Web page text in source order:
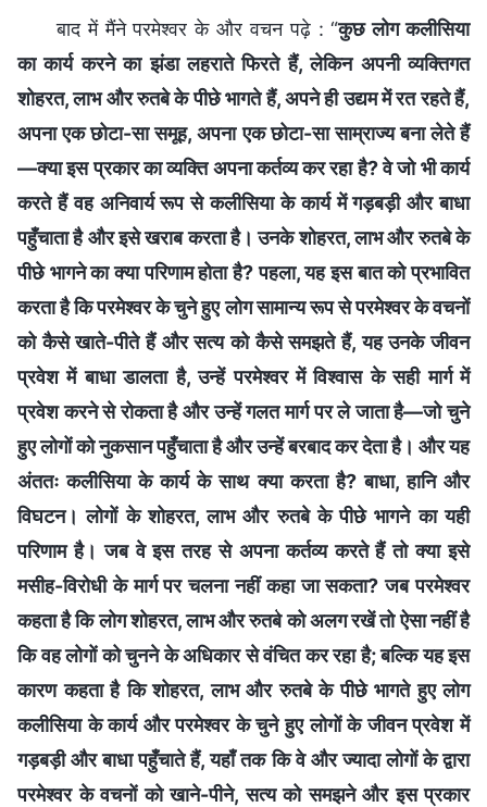
बाद में मैंने परमेश्वर के और वचन पढ़े : “कुछ लोग कलीसिया
का कार्य करने का झंडा लहराते फिरते हैं, लेकिन अपनी व्यक्तिगत
शोहरत, लाभ और रुतबे के पीछे भागते हैं, अपने ही उद्यम में रत रहते हैं,
अपना एक छोटा-सा समूह, अपना एक छोटा-सा साम्राज्य बना लेते हैं
—क्या इस प्रकार का व्यक्ति अपना कर्तव्य कर रहा है? वे जो भी कार्य
करते हैं वह अनिवार्य रूप से कलीसिया के कार्य में गड़बड़ी और बाधा
पहुँचाता है और इसे खराब करता है। उनके शोहरत, लाभ और रुतबे के
पीछे भागने का क्या परिणाम होता है? पहला, यह इस बात को प्रभावित
करता है कि परमेश्वर के चुने हुए लोग सामान्य रूप से परमेश्वर के वचनों
को कैसे खाते-पीते हैं और सत्य को कैसे समझते हैं, यह उनके जीवन
प्रवेश में बाधा डालता है, उन्हें परमेश्वर में विश्वास के सही मार्ग में
प्रवेश करने से रोकता है और उन्हें गलत मार्ग पर ले जाता है—जो चुने
हुए लोगों को नुकसान पहुँचाता है और उन्हें बरबाद कर देता है। और यह
अंततः कलीसिया के कार्य के साथ क्या करता है? बाधा, हानि और
विघटन। लोगों के शोहरत, लाभ और रुतबे के पीछे भागने का यही
परिणाम है। जब वे इस तरह से अपना कर्तव्य करते हैं तो क्या इसे
मसीह-विरोधी के मार्ग पर चलना नहीं कहा जा सकता? जब परमेश्वर
कहता है कि लोग शोहरत, लाभ और रुतबे को अलग रखें तो ऐसा नहीं है
कि वह लोगों को चुनने के अधिकार से वंचित कर रहा है; बल्कि यह इस
कारण कहता है कि शोहरत, लाभ और रुतबे के पीछे भागते हुए लोग
कलीसिया के कार्य और परमेश्वर के चुने हुए लोगों के जीवन प्रवेश में
गड़बड़ी और बाधा पहुँचाते हैं, यहाँ तक कि वे और ज्यादा लोगों के द्वारा
परमेश्वर के वचनों को खाने-पीने, सत्य को समझने और इस प्रकार